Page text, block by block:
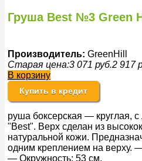
Груша Best №3 Green
Производитель: GreenHill
Старая цена:3 071 руб.2 917
В корзину
Купить в кредит
руша боксерская — круглая, с
"Best". Верх сделан из
натуральной кожи.
одним креплением на верху.
— Окружность: 53 см.